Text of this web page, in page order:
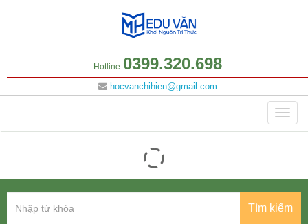
Hotline 0399.320.698
hocvanchihien@gmail.com
Tìm kiếm